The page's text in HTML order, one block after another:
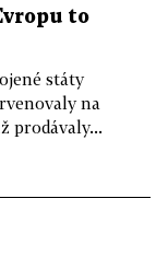
to
státy
na
prodávaly...